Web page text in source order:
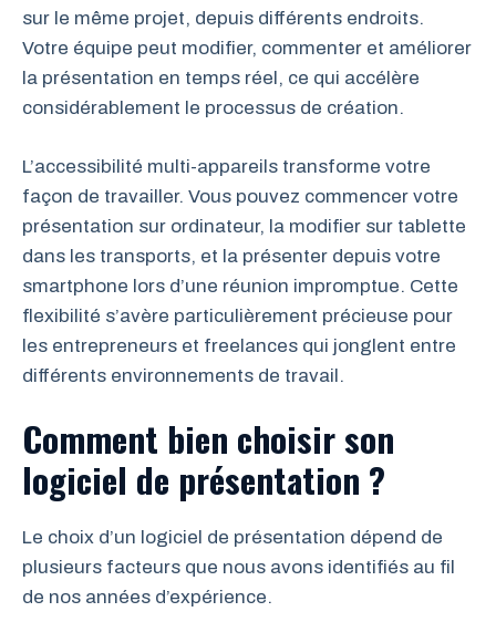
sur le même projet, depuis différents endroits.
Votre équipe peut modifier, commenter et améliorer
la présentation en temps réel, ce qui accélère
considérablement le processus de création.
L’accessibilité multi-appareils transforme votre
façon de travailler. Vous pouvez commencer votre
présentation sur ordinateur, la modifier sur tablette
dans les transports, et la présenter depuis votre
smartphone lors d’une réunion impromptue. Cette
flexibilité s’avère particulièrement précieuse pour
les entrepreneurs et freelances qui jonglent entre
différents environnements de travail.
Comment bien choisir son
logiciel de présentation ?
Le choix d’un logiciel de présentation dépend de
plusieurs facteurs que nous avons identifiés au fil
de nos années d’expérience.